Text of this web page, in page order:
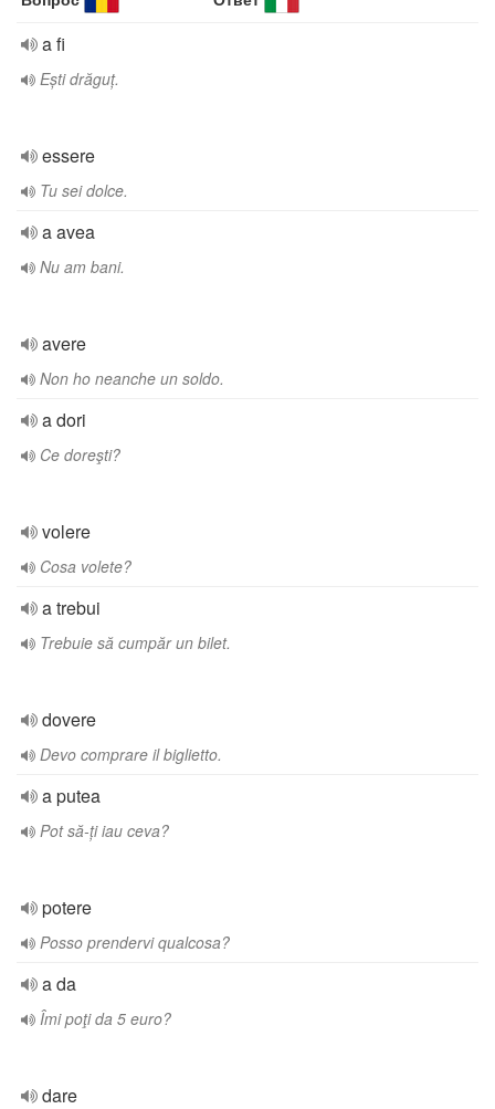
a fi
Ești drăguț.
essere
Tu sei dolce.
a avea
Nu am bani.
avere
Non ho neanche un soldo.
a dori
Ce doreşti?
volere
Cosa volete?
a trebui
Trebuie să cumpăr un bilet.
dovere
Devo comprare il biglietto.
a putea
Pot să-ți iau ceva?
potere
Posso prendervi qualcosa?
a da
Îmi poţi da 5 euro?
dare